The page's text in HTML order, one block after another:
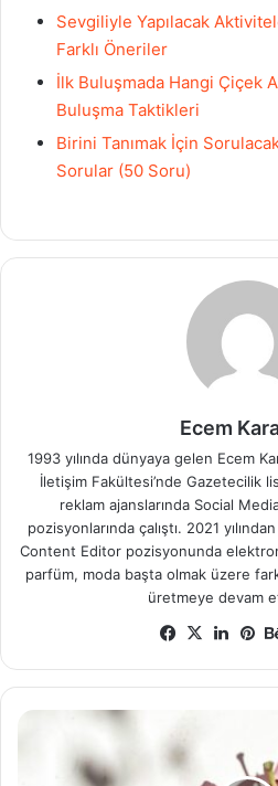
Sevgiliyle Yapılacak
Farklı Öneriler
İlk Buluşmada Hangi Çiçek
Buluşma Taktikleri
Birini Tanımak İçin
Sorular (50 Soru)
Ecem
1993 yılında dünyaya gelen Ecem
İletişim Fakültesi’nde Gazetecilik
reklam ajanslarında Social
pozisyonlarında çalıştı. 2021
Content Editor pozisyonunda
parfüm, moda başta olmak üzere
üretmeye devam
Facebook
X
Lilyum(Zambak)